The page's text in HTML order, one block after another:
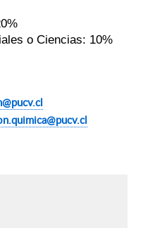
o Ciencias: 10%